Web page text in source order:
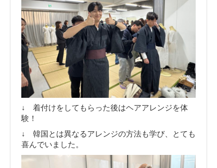
↓ 着付けをしてもらった後はヘアアレンジを体
験！
↓ 韓国とは異なるアレンジの方法も学び、とても
喜んでいました。